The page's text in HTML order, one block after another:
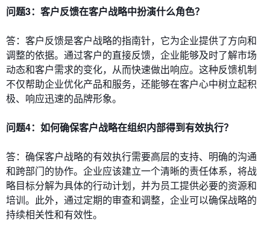
问题3：客户反馈在客户战略中扮演什么角色？
答：客户反馈是客户战略的指南针，它为企业提供了方向和
调整的依据。通过客户的直接反馈，企业能够及时了解市场
动态和客户需求的变化，从而快速做出响应。这种反馈机制
不仅帮助企业优化产品和服务，还能够在客户心中树立起积
极、响应迅速的品牌形象。
问题4：如何确保客户战略在组织内部得到有效执行？
答：确保客户战略的有效执行需要高层的支持、明确的沟通
和跨部门的协作。企业应该建立一个清晰的责任体系，将战
略目标分解为具体的行动计划，并为员工提供必要的资源和
培训。此外，通过定期的审查和调整，企业可以确保战略的
持续相关性和有效性。